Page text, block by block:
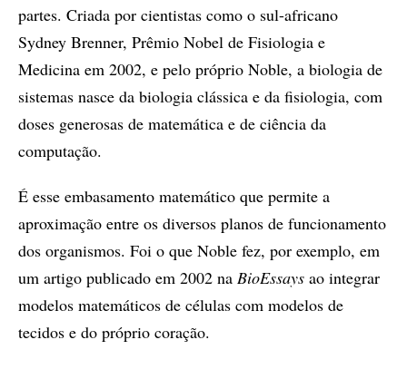
partes. Criada por cientistas como o sul-africano
Sydney Brenner, Prêmio Nobel de Fisiologia e
Medicina em 2002, e pelo próprio Noble, a biologia de
sistemas nasce da biologia clássica e da fisiologia, com
doses generosas de matemática e de ciência da
computação.
É esse embasamento matemático que permite a
aproximação entre os diversos planos de funcionamento
dos organismos. Foi o que Noble fez, por exemplo, em
um artigo publicado em 2002 na BioEssays ao integrar
modelos matemáticos de células com modelos de
tecidos e do próprio coração.